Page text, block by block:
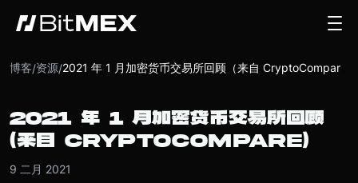
博客/资源/
2021 年 1 月加密货币交易所回顾
（来自 CRYPTOCOMPARE）
9 二月 2021